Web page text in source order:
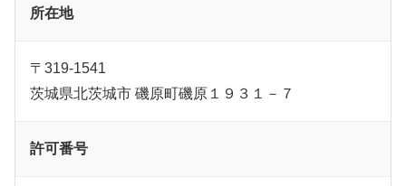
所在地
〒319-1541
茨城県北茨城市 磯原町磯原１９３１－７
許可番号